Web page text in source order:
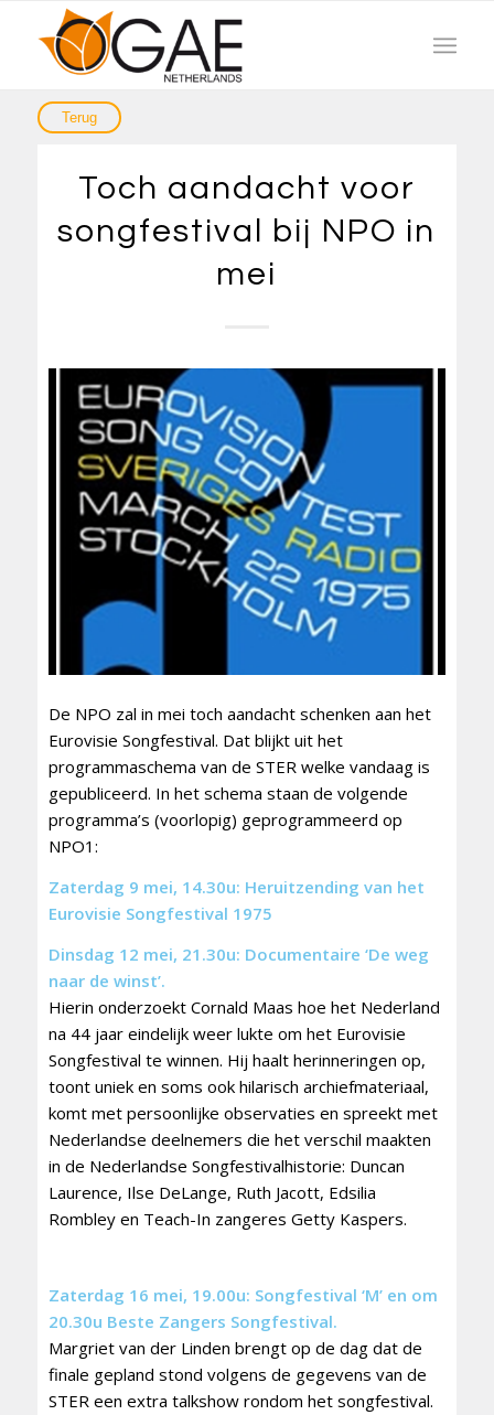
Toch aandacht voor
songfestival bij NPO in
mei
De NPO zal in mei toch aandacht schenken aan het
Eurovisie Songfestival. Dat blijkt uit het
programmaschema van de STER welke vandaag is
gepubliceerd. In het schema staan de volgende
programma’s (voorlopig) geprogrammeerd op
NPO1:
Zaterdag 9 mei, 14.30u: Heruitzending van het
Eurovisie Songfestival 1975
Dinsdag 12 mei, 21.30u: Documentaire ‘De weg
naar de winst’.
Hierin onderzoekt Cornald Maas hoe het Nederland
na 44 jaar eindelijk weer lukte om het Eurovisie
Songfestival te winnen. Hij haalt herinneringen op,
toont uniek en soms ook hilarisch archiefmateriaal,
komt met persoonlijke observaties en spreekt met
Nederlandse deelnemers die het verschil maakten
in de Nederlandse Songfestivalhistorie: Duncan
Laurence, Ilse DeLange, Ruth Jacott, Edsilia
Rombley en Teach-In zangeres Getty Kaspers.
Zaterdag 16 mei, 19.00u: Songfestival ‘M’ en om
20.30u Beste Zangers Songfestival.
Margriet van der Linden brengt op de dag dat de
finale gepland stond volgens de gegevens van de
STER een extra talkshow rondom het songfestival.